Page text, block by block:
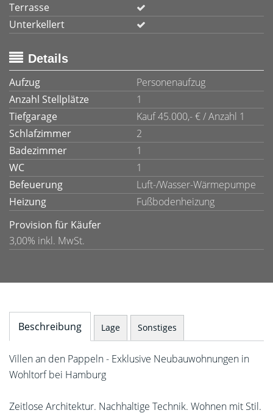
Terrasse
Unterkellert
Details
Aufzug
Personenaufzug
Anzahl Stellplätze
1
Tiefgarage
Kauf 45.000,- € / Anzahl 1
Schlafzimmer
2
Badezimmer
1
WC
1
Befeuerung
Luft-/Wasser-Wärmepumpe
Heizung
Fußbodenheizung
Provision für Käufer
3,00% inkl. MwSt.
Beschreibung Lage Sonstiges
Villen an den Pappeln - Exklusive Neubauwohnungen in
Wohltorf bei Hamburg
Zeitlose Architektur. Nachhaltige Technik. Wohnen mit Stil.